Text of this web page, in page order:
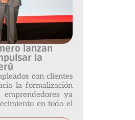
lanzan
la
con clientes
la formalización
ya
en todo el